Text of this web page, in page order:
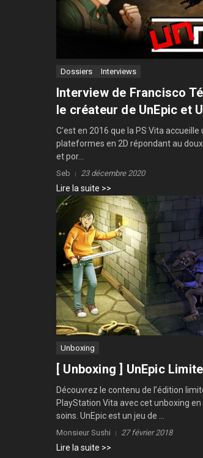
Dossiers Interviews
Interview de Francisco
le créateur de UnEpic et
C’est en 2016 que la PS Vita
plateformes en 2D répondant au doux
et por...
Seb 23 décembre 2020
Lire la suite >>
Unboxing
[ Unboxing ] UnEpic
Découvrez le contenu de l’édition
PlayStation Vita avec cet unboxing
soins. UnEpic est un jeu de ...
Monsieur Sushi 27 février 2018
Lire la suite >>